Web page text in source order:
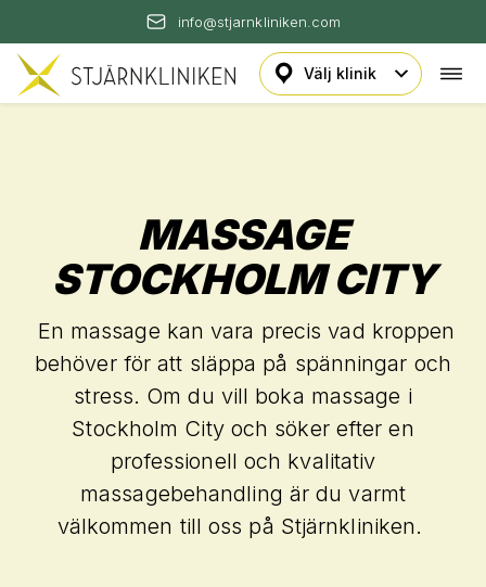
info@stjarnkliniken.com
Hoppa
MASSAGE
STOCKHOLM CITY
En massage kan vara precis vad kroppen
behöver för att släppa på spänningar och
stress. Om du vill boka massage i
Stockholm City och söker efter en
professionell och kvalitativ
massagebehandling är du varmt
välkommen till oss på Stjärnkliniken.